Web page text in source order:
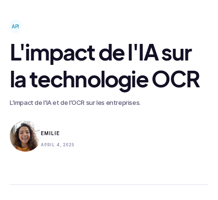
API
L'impact de l'IA sur
la technologie OCR
L'impact de l'IA et de l'OCR sur les entreprises.
EMILIE
APRIL 4, 2025